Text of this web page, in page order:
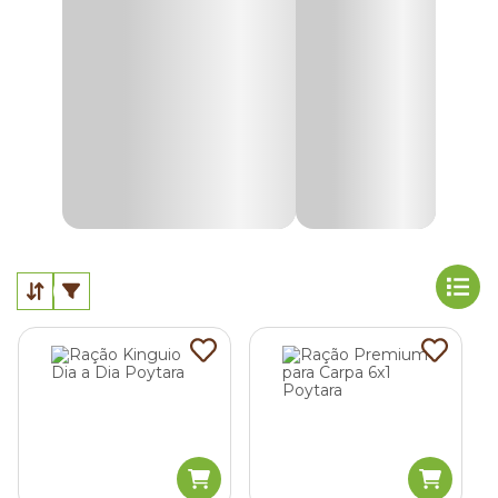
necessidades nutricionais da espécie, com proteínas
adequadas e tamanho compatível com a boca do animal.
As opções em pellets pequenos ou flocos facilitam a
alimentação na superfície e contribuem para a saúde, a